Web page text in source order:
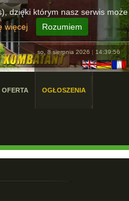
dzięki którym nasz serwis może
więcej Rozumiem
OFERTA OGŁOSZENIA
so, 8 sierpnia 2026 | 14:39:56